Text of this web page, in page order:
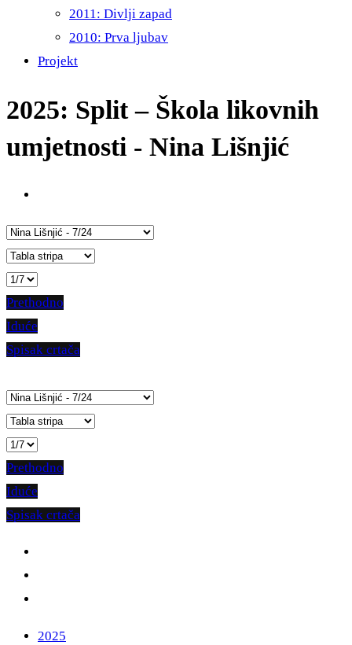
2011: Divlji zapad
2010: Prva ljubav
Projekt
2025: Split – Škola likovnih
umjetnosti - Nina Lišnjić
Prethodno
Iduće
Spisak crtača
Prethodno
Iduće
Spisak crtača
2025